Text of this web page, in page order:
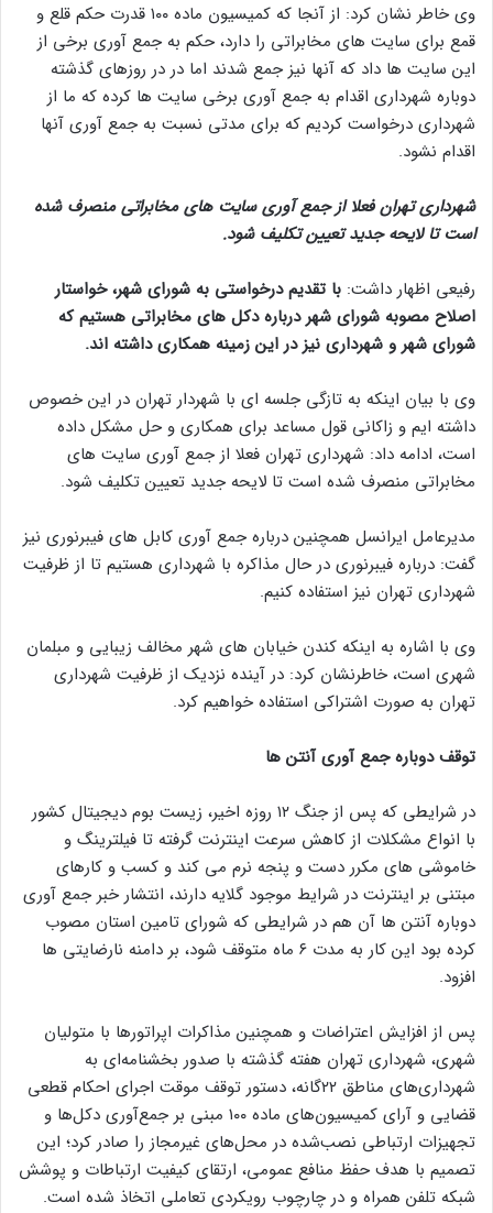
وی خاطر نشان کرد: از آنجا که کمیسیون ماده ۱۰۰ قدرت حکم قلع و
قمع برای سایت های مخابراتی را دارد، حکم به جمع آوری برخی از
این سایت ها داد که آنها نیز جمع شدند اما در در روزهای گذشته
دوباره شهرداری اقدام به جمع آوری برخی سایت ها کرده که ما از
شهرداری درخواست کردیم که برای مدتی نسبت به جمع آوری آنها
اقدام نشود.
شهرداری تهران فعلا از جمع آوری سایت های مخابراتی منصرف شده
است تا لایحه جدید تعیین تکلیف شود.
رفیعی اظهار داشت: با تقدیم درخواستی به شورای شهر، خواستار
اصلاح مصوبه شورای شهر درباره دکل های مخابراتی هستیم که
شورای شهر و شهرداری نیز در این زمینه همکاری داشته اند.
وی با بیان اینکه به تازگی جلسه ای با شهردار تهران در این خصوص
داشته ایم و زاکانی قول مساعد برای همکاری و حل مشکل داده
است، ادامه داد: شهرداری تهران فعلا از جمع آوری سایت های
مخابراتی منصرف شده است تا لایحه جدید تعیین تکلیف شود.
مدیرعامل ایرانسل همچنین درباره جمع آوری کابل های فیبرنوری نیز
گفت: درباره فیبرنوری در حال مذاکره با شهرداری هستیم تا از ظرفیت
شهرداری تهران نیز استفاده کنیم.
وی با اشاره به اینکه کندن خیابان های شهر مخالف زیبایی و مبلمان
شهری است، خاطرنشان کرد: در آینده نزدیک از ظرفیت شهرداری
تهران به صورت اشتراکی استفاده خواهیم کرد.
توقف دوباره جمع آوری آنتن ها
در شرایطی که پس از جنگ ۱۲ روزه اخیر، زیست بوم دیجیتال کشور
با انواع مشکلات از کاهش سرعت اینترنت گرفته تا فیلترینگ و
خاموشی های مکرر دست و پنجه نرم می کند و کسب و کارهای
مبتنی بر اینترنت در شرایط موجود گلایه دارند، انتشار خبر جمع آوری
دوباره آنتن ها آن هم در شرایطی که شورای تامین استان مصوب
کرده بود این کار به مدت ۶ ماه متوقف شود، بر دامنه نارضایتی ها
افزود.
پس از افزایش اعتراضات و همچنین مذاکرات اپراتورها با متولیان
شهری، شهرداری تهران هفته گذشته با صدور بخشنامه‌ای به
شهرداری‌های مناطق ۲۲گانه، دستور توقف موقت اجرای احکام قطعی
قضایی و آرای کمیسیون‌های ماده ۱۰۰ مبنی بر جمع‌آوری دکل‌ها و
تجهیزات ارتباطی نصب‌شده در محل‌های غیرمجاز را صادر کرد؛ این
تصمیم با هدف حفظ منافع عمومی، ارتقای کیفیت ارتباطات و پوشش
شبکه تلفن همراه و در چارچوب رویکردی تعاملی اتخاذ شده است.